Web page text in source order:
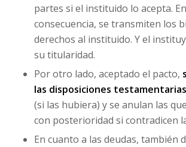
partes si el instituido lo acepta. En
consecuencia, se transmiten los
derechos al instituido. Y el
su titularidad.
Por otro lado, aceptado el pacto,
las disposiciones
(si las hubiera) y se anulan las
con posterioridad si contradicen
En cuanto a las deudas, también